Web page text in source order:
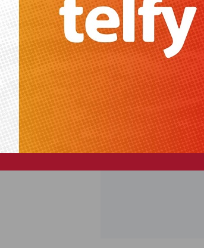
Loteria
Once
PUBLICIDAD